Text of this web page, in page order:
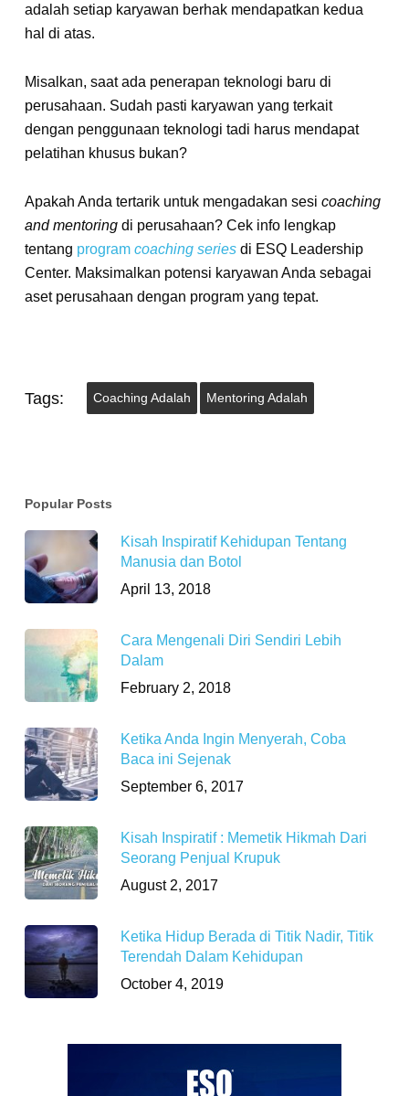
adalah setiap karyawan berhak mendapatkan kedua
hal di atas.
Misalkan, saat ada penerapan teknologi baru di
perusahaan. Sudah pasti karyawan yang terkait
dengan penggunaan teknologi tadi harus mendapat
pelatihan khusus bukan?
Apakah Anda tertarik untuk mengadakan sesi coaching
and mentoringdi perusahaan? Cek info lengkap
tentang program coaching seriesdi ESQ Leadership
Center. Maksimalkan potensi karyawan Anda sebagai
aset perusahaan dengan program yang tepat.
Tags: Coaching Adalah Mentoring Adalah
Popular Posts
Kisah Inspiratif Kehidupan Tentang
Manusia dan Botol
April 13, 2018
Cara Mengenali Diri Sendiri Lebih
Dalam
February 2, 2018
Ketika Anda Ingin Menyerah, Coba
Baca ini Sejenak
September 6, 2017
Kisah Inspiratif : Memetik Hikmah Dari
Seorang Penjual Krupuk
August 2, 2017
Ketika Hidup Berada di Titik Nadir, Titik
Terendah Dalam Kehidupan
October 4, 2019